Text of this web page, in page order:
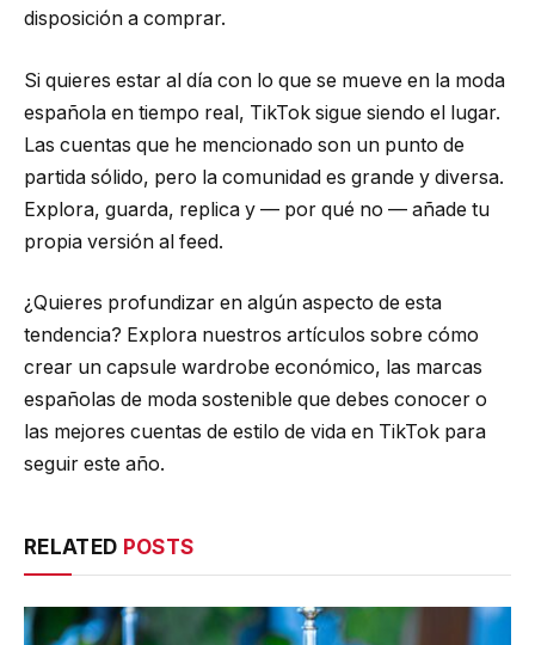
disposición a comprar.
Si quieres estar al día con lo que se mueve en la moda
española en tiempo real, TikTok sigue siendo el lugar.
Las cuentas que he mencionado son un punto de
partida sólido, pero la comunidad es grande y diversa.
Explora, guarda, replica y — por qué no — añade tu
propia versión al feed.
¿Quieres profundizar en algún aspecto de esta
tendencia? Explora nuestros artículos sobre cómo
crear un capsule wardrobe económico, las marcas
españolas de moda sostenible que debes conocer o
las mejores cuentas de estilo de vida en TikTok para
seguir este año.
RELATED POSTS